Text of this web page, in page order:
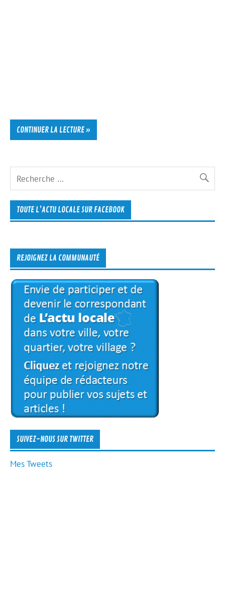
CONTINUER LA LECTURE »
TOUTE L’ACTU LOCALE SUR FACEBOOK
REJOIGNEZ LA COMMUNAUTÉ
SUIVEZ-NOUS SUR TWITTER
Mes Tweets